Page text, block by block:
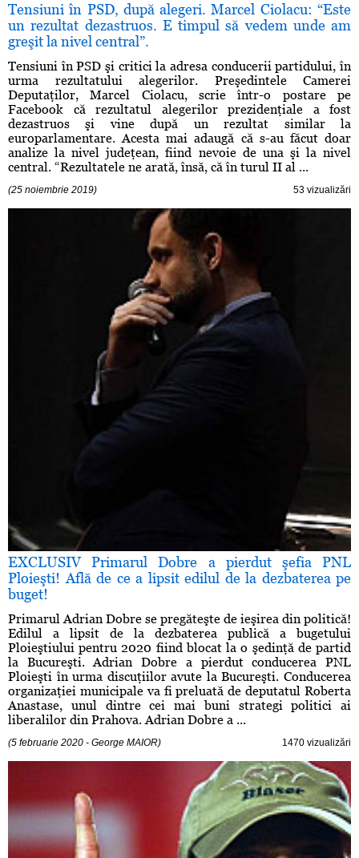
Tensiuni în PSD, după alegeri. Marcel Ciolacu: “Este
un rezultat dezastruos. E timpul să vedem unde am
greşit la nivel central”.
Tensiuni în PSD şi critici la adresa conducerii partidului, în
urma rezultatului alegerilor. Preşedintele Camerei
Deputaţilor, Marcel Ciolacu, scrie într-o postare pe
Facebook că rezultatul alegerilor prezidenţiale a fost
dezastruos şi vine după un rezultat similar la
europarlamentare. Acesta mai adaugă că s-au făcut doar
analize la nivel judeţean, fiind nevoie de una şi la nivel
central. “Rezultatele ne arată, însă, că în turul II al ...
(25 noiembrie 2019) 53 vizualizări
EXCLUSIV Primarul Dobre a pierdut şefia PNL
Ploieşti! Află de ce a lipsit edilul de la dezbaterea pe
buget!
Primarul Adrian Dobre se pregăteşte de ieşirea din politică!
Edilul a lipsit de la dezbaterea publică a bugetului
Ploieştiului pentru 2020 fiind blocat la o şedinţă de partid
la Bucureşti. Adrian Dobre a pierdut conducerea PNL
Ploieşti în urma discuţiilor avute la Bucureşti. Conducerea
organizaţiei municipale va fi preluată de deputatul Roberta
Anastase, unul dintre cei mai buni strategi politici ai
liberalilor din Prahova. Adrian Dobre a ...
(5 februarie 2020 - George MAIOR) 1470 vizualizări